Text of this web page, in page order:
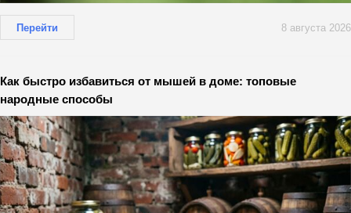
Перейти 8 августа 2026
Как быстро избавиться от мышей в доме: топовые
народные способы